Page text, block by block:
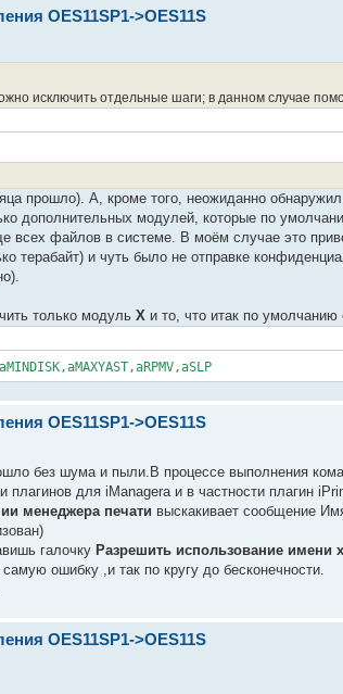
OES11SP1->OES11S
исключить отдельные шаги; в данном случае
прошло). А, кроме того, неожиданно
дополнительных модулей, которые по
всех файлов в системе. В моём случае это
терабайт) и чуть было не отправке
только модуль X и то, что итак по умолчанию
OES11SP1->OES11S
без шума и пыли.В процессе выполнения
плагинов для iManagera и в частности плагин
менеджера печати выскакивает сообщение
галочку Разрешить использование имени
ошибку ,и так по кругу до бесконечности.
OES11SP1->OES11S